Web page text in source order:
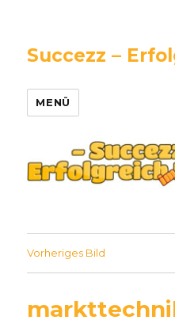
Succezz –
MENÜ
Vorheriges Bild